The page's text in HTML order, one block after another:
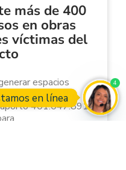
más de 400
en obras
víctimas del
espacios
de encuentro, la
aportó 401.047.891
en línea
4